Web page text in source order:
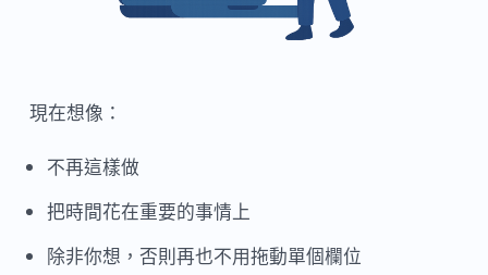
現在想像：
不再這樣做
把時間花在重要的事情上
除非你想，否則再也不用拖動單個欄位